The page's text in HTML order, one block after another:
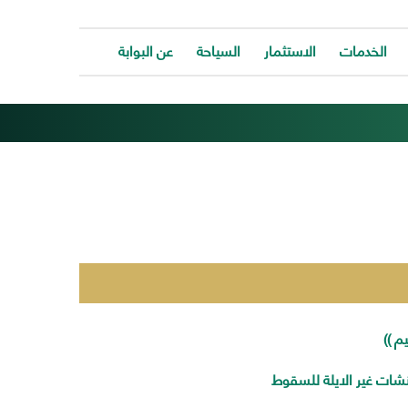
الخدمات
توفر
للتواصل
والحصول
الخدمة
وسهولة.
الاستثمار السياحة عن البوابة
))
غير الايلة للسقوط